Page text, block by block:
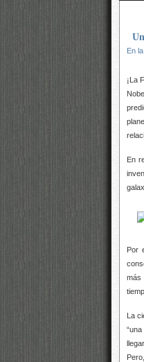
En
¡La
En
Por
más
La